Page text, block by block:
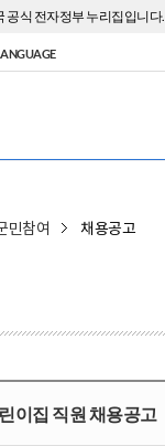
공식 전자정부 누리집입니다.
민참여 채용공고
이집 직원 채용공고